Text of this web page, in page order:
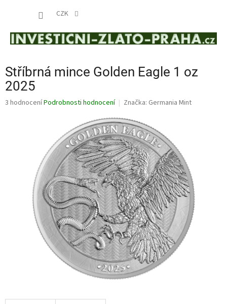
CZK
Stříbrná mince Golden Eagle 1 oz
2025
Průměrné
hvězdiček.
3 hodnoceníPodrobnosti hodnocení Značka: Germania Mint